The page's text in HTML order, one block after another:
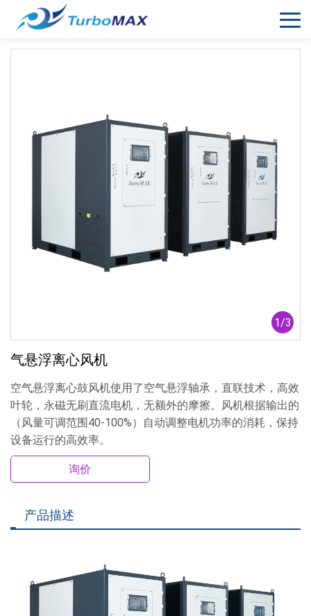
1/3
气悬浮离心风机
空气悬浮离心鼓风机使用了空气悬浮轴承，直联技术，高效
叶轮，永磁无刷直流电机，无额外的摩擦。风机根据输出的
（风量可调范围40-100%）自动调整电机功率的消耗，保持
设备运行的高效率。
询价
产品描述